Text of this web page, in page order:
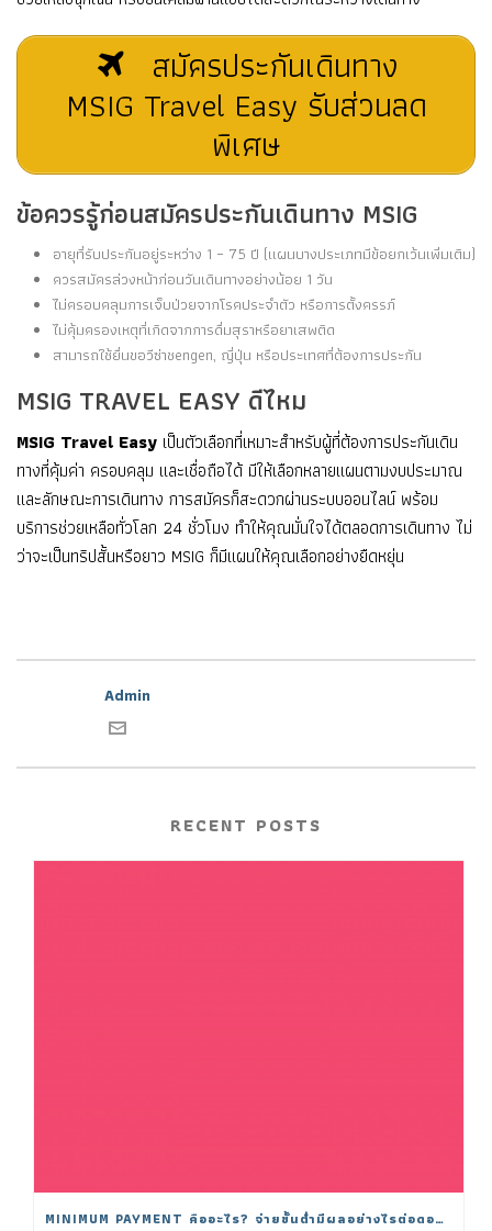
สมัครประกันเดินทาง
MSIG Travel Easy รับส่วนลด
พิเศษ
ข้อควรรู้ก่อนสมัครประกันเดินทาง MSIG
อายุที่รับประกันอยู่ระหว่าง 1 – 75 ปี (แผนบางประเภทมีข้อยกเว้นเพิ่มเติม)
ควรสมัครล่วงหน้าก่อนวันเดินทางอย่างน้อย 1 วัน
ไม่ครอบคลุมการเจ็บป่วยจากโรคประจำตัว หรือการตั้งครรภ์
ไม่คุ้มครองเหตุที่เกิดจากการดื่มสุราหรือยาเสพติด
สามารถใช้ยื่นขอวีซ่าชengen, ญี่ปุ่น หรือประเทศที่ต้องการประกัน
MSIG TRAVEL EASY ดีไหม
MSIG Travel Easy เป็นตัวเลือกที่เหมาะสำหรับผู้ที่ต้องการประกันเดิน
ทางที่คุ้มค่า ครอบคลุม และเชื่อถือได้ มีให้เลือกหลายแผนตามงบประมาณ
และลักษณะการเดินทาง การสมัครก็สะดวกผ่านระบบออนไลน์ พร้อม
บริการช่วยเหลือทั่วโลก 24 ชั่วโมง ทำให้คุณมั่นใจได้ตลอดการเดินทาง ไม่
ว่าจะเป็นทริปสั้นหรือยาว MSIG ก็มีแผนให้คุณเลือกอย่างยืดหยุ่น
Admin
RECENT POSTS
MINIMUM PAYMENT คืออะไร? จ่ายขั้นต่ำมีผลอย่างไรต่อดอกเบี้ย